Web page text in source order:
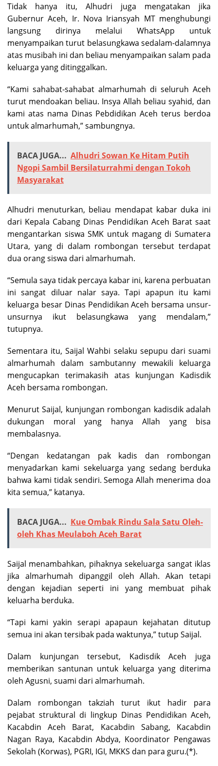
Tidak hanya itu, Alhudri juga mengatakan jika
Gubernur Aceh, Ir. Nova Iriansyah MT menghubungi
langsung dirinya melalui WhatsApp untuk
menyampaikan turut belasungkawa sedalam-dalamnya
atas musibah ini dan beliau menyampaikan salam pada
keluarga yang ditinggalkan.
“Kami sahabat-sahabat almarhumah di seluruh Aceh
turut mendoakan beliau. Insya Allah beliau syahid, dan
kami atas nama Dinas Pebdidikan Aceh terus berdoa
untuk almarhumah,” sambungnya.
BACA JUGA... Alhudri Sowan Ke Hitam Putih
Ngopi Sambil Bersilaturrahmi dengan Tokoh
Masyarakat
Alhudri menuturkan, beliau mendapat kabar duka ini
dari Kepala Cabang Dinas Pendidikan Aceh Barat saat
mengantarkan siswa SMK untuk magang di Sumatera
Utara, yang di dalam rombongan tersebut terdapat
dua orang siswa dari almarhumah.
“Semula saya tidak percaya kabar ini, karena perbuatan
ini sangat diluar nalar saya. Tapi apapun itu kami
keluarga besar Dinas Pendidikan Aceh bersama unsur-
unsurnya ikut belasungkawa yang mendalam,”
tutupnya.
Sementara itu, Saijal Wahbi selaku sepupu dari suami
almarhumah dalam sambutanny mewakili keluarga
mengucapkan terimakasih atas kunjungan Kadisdik
Aceh bersama rombongan.
Menurut Saijal, kunjungan rombongan kadisdik adalah
dukungan moral yang hanya Allah yang bisa
membalasnya.
“Dengan kedatangan pak kadis dan rombongan
menyadarkan kami sekeluarga yang sedang berduka
bahwa kami tidak sendiri. Semoga Allah menerima doa
kita semua,” katanya.
BACA JUGA... Kue Ombak Rindu Sala Satu Oleh-
oleh Khas Meulaboh Aceh Barat
Saijal menambahkan, pihaknya sekeluarga sangat iklas
jika almarhumah dipanggil oleh Allah. Akan tetapi
dengan kejadian seperti ini yang membuat pihak
keluarha berduka.
“Tapi kami yakin serapi apapaun kejahatan ditutup
semua ini akan tersibak pada waktunya,” tutup Saijal.
Dalam kunjungan tersebut, Kadisdik Aceh juga
memberikan santunan untuk keluarga yang diterima
oleh Agusni, suami dari almarhumah.
Dalam rombongan takziah turut ikut hadir para
pejabat struktural di lingkup Dinas Pendidikan Aceh,
Kacabdin Aceh Barat, Kacabdin Sabang, Kacabdin
Nagan Raya, Kacabdin Abdya, Koordinator Pengawas
Sekolah (Korwas), PGRI, IGI, MKKS dan para guru.(*).